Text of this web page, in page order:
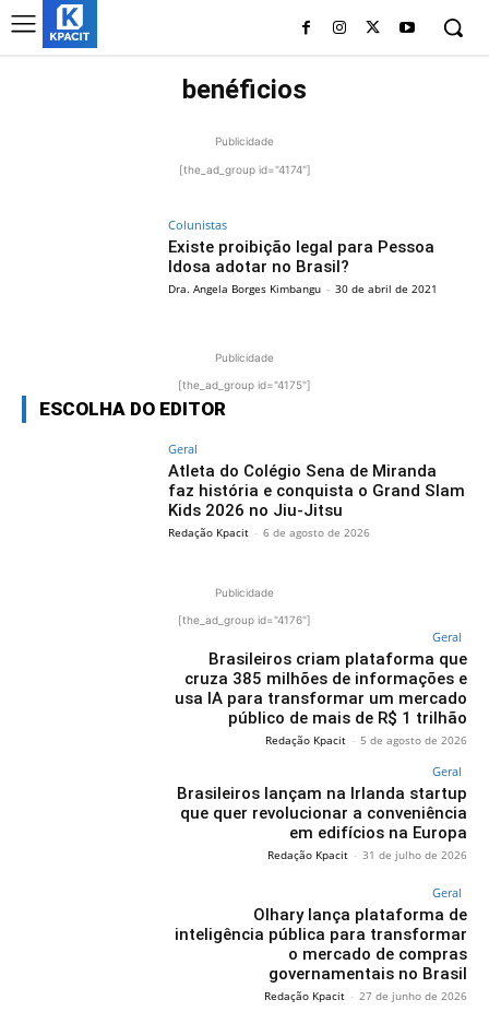
benéficios
Publicidade
[the_ad_group id="4174"]
Colunistas
Existe proibição legal para Pessoa
Idosa adotar no Brasil?
Dra. Angela Borges Kimbangu - 30 de abril de 2021
Publicidade
[the_ad_group id="4175"]
ESCOLHA DO EDITOR
Geral
Atleta do Colégio Sena de Miranda
faz história e conquista o Grand Slam
Kids 2026 no Jiu-Jitsu
Redação Kpacit - 6 de agosto de 2026
Publicidade
[the_ad_group id="4176"]
Geral
Brasileiros criam plataforma que
cruza 385 milhões de informações e
usa IA para transformar um mercado
público de mais de R$ 1 trilhão
Redação Kpacit - 5 de agosto de 2026
Geral
Brasileiros lançam na Irlanda startup
que quer revolucionar a conveniência
em edifícios na Europa
Redação Kpacit - 31 de julho de 2026
Geral
Olhary lança plataforma de
inteligência pública para transformar
o mercado de compras
governamentais no Brasil
Redação Kpacit - 27 de junho de 2026